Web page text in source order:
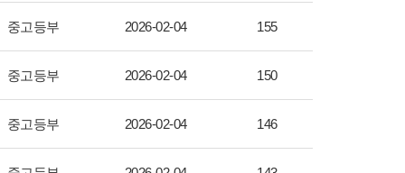
중고등부 2026-02-04 155
중고등부 2026-02-04 150
중고등부 2026-02-04 146